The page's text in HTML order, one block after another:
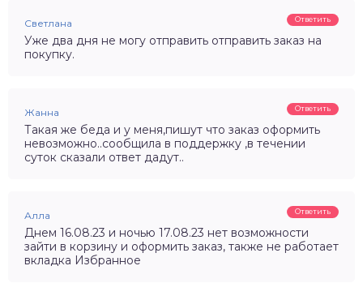
Светлана Ответить
Уже два дня не могу отправить отправить заказ на
покупку.
Жанна Ответить
Такая же беда и у меня,пишут что заказ оформить
невозможно..сообщила в поддержку ,в течении
суток сказали ответ дадут..
Алла Ответить
Днем 16.08.23 и ночью 17.08.23 нет возможности
зайти в корзину и оформить заказ, также не работает
вкладка Избранное